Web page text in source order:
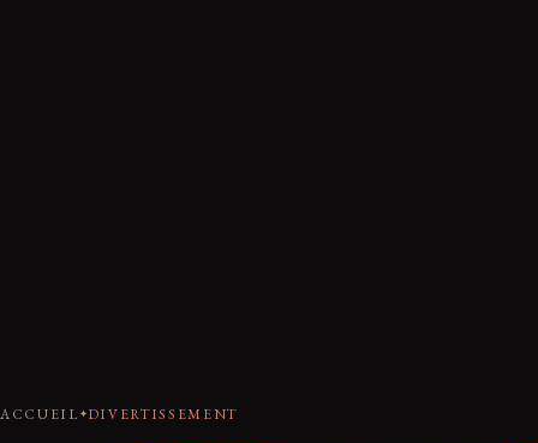
ACCUEIL DIVERTISSEMENT